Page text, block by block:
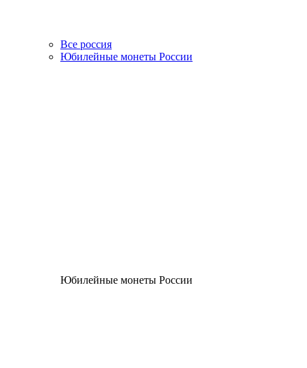
Все россия
Юбилейные монеты России
Юбилейные монеты России